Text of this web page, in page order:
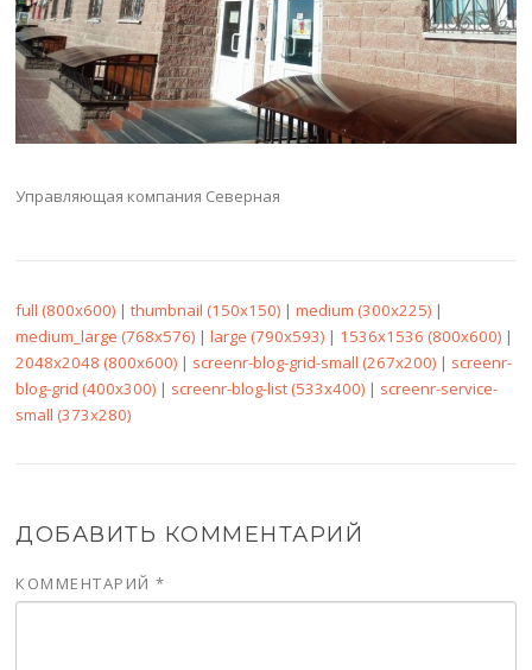
Управляющая компания Северная
full (800x600) |thumbnail (150x150) |medium (300x225) |
medium_large (768x576) |large (790x593) | 1536x1536 (800x600) |
2048x2048 (800x600) | screenr-blog-grid-small (267x200) | screenr-
blog-grid (400x300) | screenr-blog-list (533x400) | screenr-service-
small (373x280)
ДОБАВИТЬ КОММЕНТАРИЙ
КОММЕНТАРИЙ*